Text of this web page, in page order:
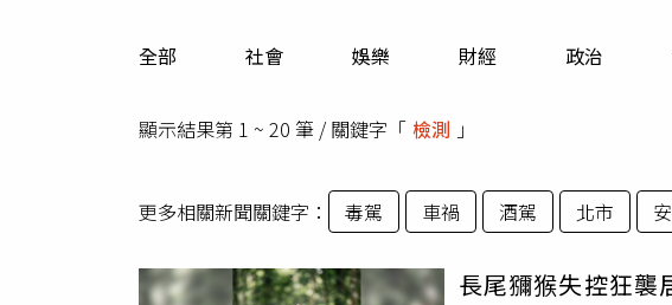
全部 社會 娛樂 財經 政治
顯示結果第 1 ~ 20 筆 / 關鍵字「 檢測 」
更多相關新聞關鍵字： 毒駕 車禍 酒駕 北市
長尾獼猴失控狂